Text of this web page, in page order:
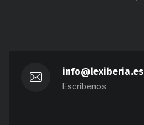
info@lexiberia.es
Escríbenos